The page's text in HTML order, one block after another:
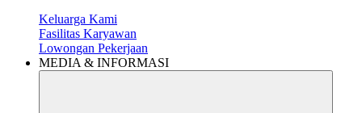
Keluarga Kami
Fasilitas Karyawan
Lowongan Pekerjaan
MEDIA & INFORMASI